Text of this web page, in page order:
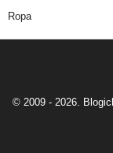
Ropa
© 2009 - 2026.